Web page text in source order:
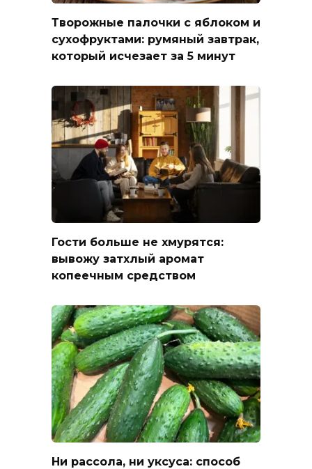
Творожные палочки с яблоком и
сухофруктами: румяный завтрак,
который исчезает за 5 минут
Гости больше не хмурятся:
вывожу затхлый аромат
копеечным средством
Ни рассола, ни уксуса: способ